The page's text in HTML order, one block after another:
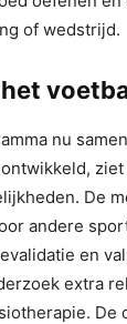
of wedstrijd.
nu
De
andere
en
extra
De